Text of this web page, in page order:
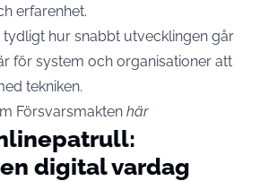
erfarenhet.
hur snabbt utvecklingen går
för system och organisationer att
tekniken.
Försvarsmakten här
digital vardag